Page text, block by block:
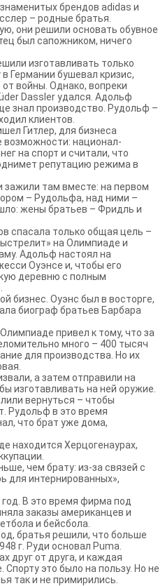
брендов adidas и
– родные братья.
они решили основать обувное
был сапож­ником, ничего
изготавливать только
Германии бушевал кризис,
войны. Однако, вопреки
Dassler удался. Адольф
знал производство. Рудольф –
клиентов.
Гитлер, для бизнеса
возможности: национал-
на спорт и считали, что
репутацию режима в
зажили там вместе: на первом
– Рудольфа, над ними –
жены братьев – Фридль и
спасала только общая цель –
на Олимпиаде и
Адольф настоял на
Оуэнсе и, чтобы его
деревню с полным
бизнес. Оуэнс был в восторге,
биограф братьев Барбара
привел к тому, что за
много – 400 тысяч
для производства. Но их
а затем отправили на
изготавливать на ней оружие.
вернуться – чтобы
Рудольф в это время
что брат уже дома,
находится Херцогенаурах,
чем брату: из-за связей с
для интернированных»,
В это время фирма под
заказы американцев и
и бейсбола.
братья решили, что больше
г. Руди основал Pumа.
друг от друга, и каждая
это было на пользу. Но не
так и не примирились.